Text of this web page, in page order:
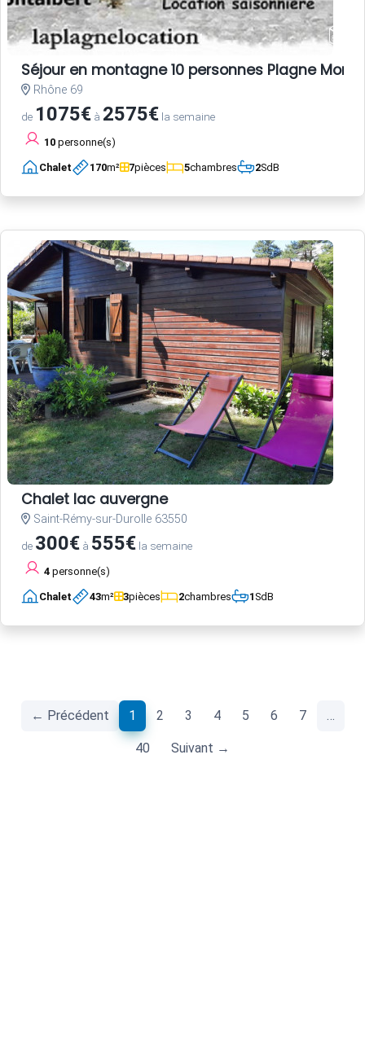
Séjour en montagne 10 personnes Plagne
Rhône 69
de 1075€ à 2575€ la semaine
10 personne(s)
Chalet 170m² 7pièces 5chambres 2SdB
Chalet lac auvergne
Saint-Rémy-sur-Durolle 63550
de 300€ à 555€ la semaine
4 personne(s)
Chalet 43m² 3pièces 2chambres 1SdB
← Précédent 1 (current)
2 3 4 5 6 7 …
40 Suivant →